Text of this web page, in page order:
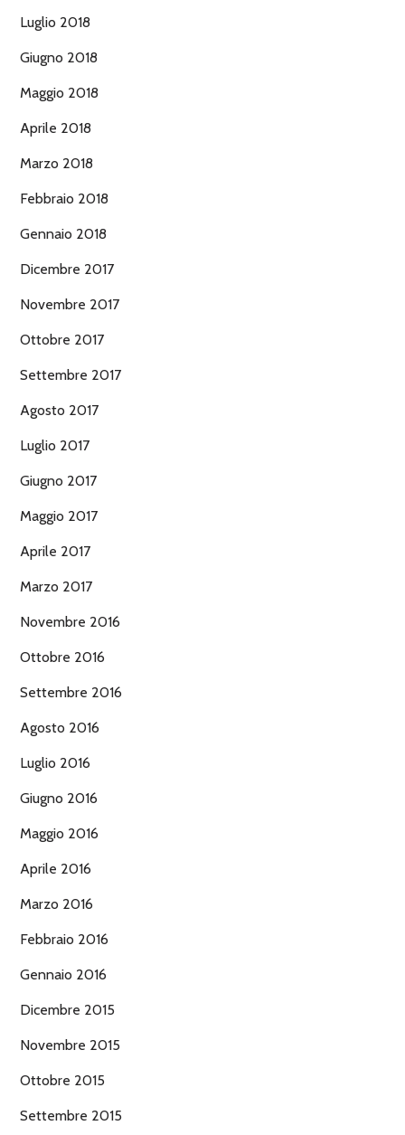
Luglio 2018
Giugno 2018
Maggio 2018
Aprile 2018
Marzo 2018
Febbraio 2018
Gennaio 2018
Dicembre 2017
Novembre 2017
Ottobre 2017
Settembre 2017
Agosto 2017
Luglio 2017
Giugno 2017
Maggio 2017
Aprile 2017
Marzo 2017
Novembre 2016
Ottobre 2016
Settembre 2016
Agosto 2016
Luglio 2016
Giugno 2016
Maggio 2016
Aprile 2016
Marzo 2016
Febbraio 2016
Gennaio 2016
Dicembre 2015
Novembre 2015
Ottobre 2015
Settembre 2015